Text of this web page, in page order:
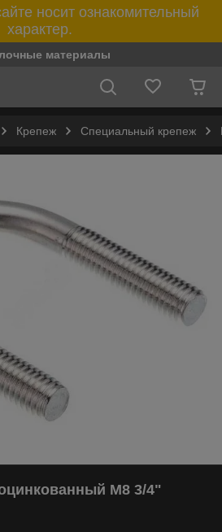
носит ознакомительный
характер.
материалы
Крепеж Специальный крепеж
M8 3/4"